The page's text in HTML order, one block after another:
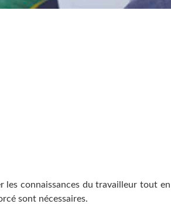
connaissances du travailleur tout en
sont nécessaires.